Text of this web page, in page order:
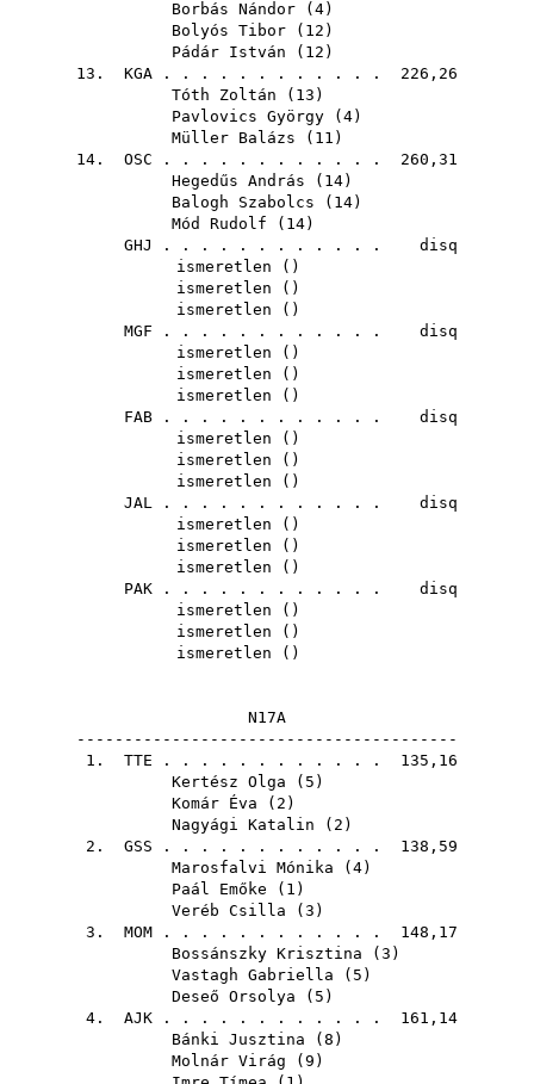
Borbás Nándor ( 4)
Bolyós Tibor ( 12 )
Pádár István ( 12 )
13. KGA . . . . . . . . . . . . 226,26
Tóth Zoltán ( 13 )
Pavlovics György ( 4)
Müller Balázs ( 11 )
14. OSC . . . . . . . . . . . . 260,31
Hegedűs András ( 14)
Balogh Szabolcs ( 14)
Mód Rudolf ( 14)
GHJ
. . . . . . . . . . . . disq
ismeretlen ()
ismeretlen ()
ismeretlen ()
MGF . . . . . . . . . . . . disq
ismeretlen ()
ismeretlen ()
ismeretlen ()
FAB . . . . . . . . . . . . disq
ismeretlen ()
ismeretlen ()
ismeretlen ()
JAL . . . . . . . . . . . . disq
ismeretlen ()
ismeretlen ()
ismeretlen ()
PAK . . . . . . . . . . . . disq
ismeretlen ()
ismeretlen ()
ismeretlen ()
N17A
----------------------------------------
1. TTE . . . . . . . . . . . . 135,16
Kertész Olga ( 5 )
Komár Éva ( 2 )
Nagyági Katalin ( 2 )
2. GSS . . . . . . . . . . . . 138,59
Marosfalvi Mónika ( 4)
Paál Emőke ( 1 )
Veréb Csilla ( 3 )
3. MOM . . . . . . . . . . . . 148,17
Bossánszky Krisztina ( 3 )
Vastagh Gabriella ( 5 )
Deseő Orsolya ( 5 )
4. AJK . . . . . . . . . . . . 161,14
Bánki Jusztina ( 8 )
Molnár Virág ( 9 )